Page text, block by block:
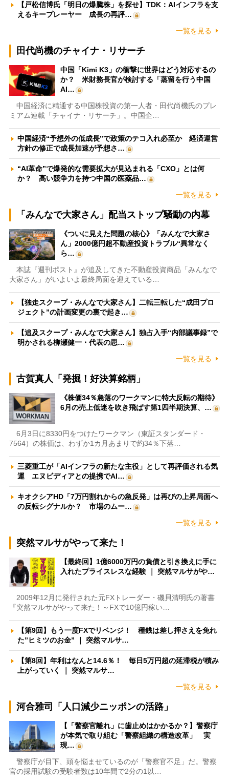
【戸松信博氏「明日の爆騰株」を探せ】TDK：AIインフラを支
えるキープレーヤー 成長の再評…
一覧を見る
田代尚機のチャイナ・リサーチ
中国「Kimi K3」の衝撃に世界はどう対応するの
か？ 米財務長官が検討する「蒸留を行う中国
AI…
中国経済に精通する中国株投資の第一人者・田代尚機氏のプレ
ミアム連載「チャイナ・リサーチ」。中国企…
中国経済“予想外の低成長”で政策のテコ入れ必至か 経済運営
方針の修正で成長加速が予想さ…
“AI革命”で爆発的な需要拡大が見込まれる「CXO」とは何
か？ 高い競争力を持つ中国の医薬品…
一覧を見る
「みんなで大家さん」配当ストップ騒動の内幕
《ついに見えた問題の核心》「みんなで大家さ
ん」2000億円超不動産投資トラブル“異常なく
ら…
本誌『週刊ポスト』が追及してきた不動産投資商品「みんなで
大家さん」がいよいよ最終局面を迎えている…
【独走スクープ・みんなで大家さん】二転三転した“成田プロ
ジェクト”の計画変更の裏で起き…
【追及スクープ・みんなで大家さん】独占入手“内部議事録”で
明かされる柳瀬健一・代表の思…
一覧を見る
古賀真人「発掘！好決算銘柄」
《株価34％急落のワークマンに特大反転の期待》
6月の売上低迷を吹き飛ばす第1四半期決算、…
6月3日に8330円をつけたワークマン（東証スタンダード・
7564）の株価は、わずか1カ月あまりで約34％下落…
三菱重工が「AIインフラの新たな主役」として再評価される気
運 エヌビディアとの提携でAI…
キオクシアHD「7万円割れからの急反発」は再びの上昇局面へ
の反転シグナルか？ 市場のムー…
一覧を見る
突然マルサがやって来た！
【最終回】1億6000万円の負債と引き換えに手に
入れたプライスレスな経験 ｜ 突然マルサがや…
2009年12月に発行された元FXトレーダー・磯貝清明氏の著書
『突然マルサがやって来た！～FXで10億円稼い…
【第9回】もう一度FXでリベンジ！ 種銭は差し押さえを免れ
た”ヒミツのお金” ｜ 突然マルサ…
【第8回】年利はなんと14.6％！ 毎日5万円超の延滞税が積み
上がっていく ｜ 突然マルサ…
一覧を見る
河合雅司「人口減少ニッポンの活路」
【「警察官離れ」に歯止めはかかるか？】警察庁
が本気で取り組む「警察組織の構造改革」 実
現…
警察庁が目下、頭を悩ませているのが「警察官不足」だ。警察
官の採用試験の受験者数は10年間で2分の1以…